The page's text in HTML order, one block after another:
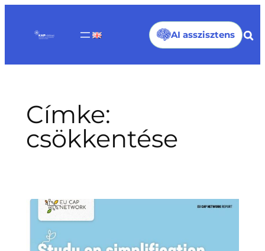
tartalomhoz
AI asszisztens
Címke:
csökkentése